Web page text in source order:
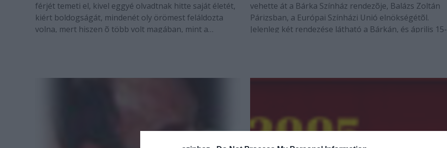
férjét temeti el, kivel eggyé olvadtnak hitte saját életét,
kiért boldogságát, mindenét oly örömest feláldozta
volna, mert hiszen õ több volt magában, mint a
vehette át a Bárka Színház rendezõje, Balázs Zoltán
Párizsban, a Európai Színházi Unió elnökségétõl.
Jelenleg két rendezése látható a Bárkán, és április 15-